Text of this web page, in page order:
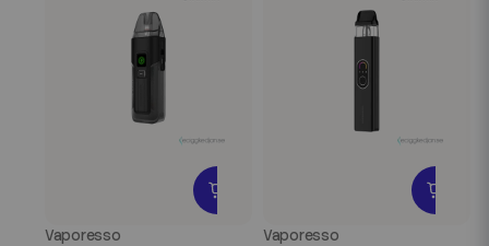
Vaporesso Vaporesso